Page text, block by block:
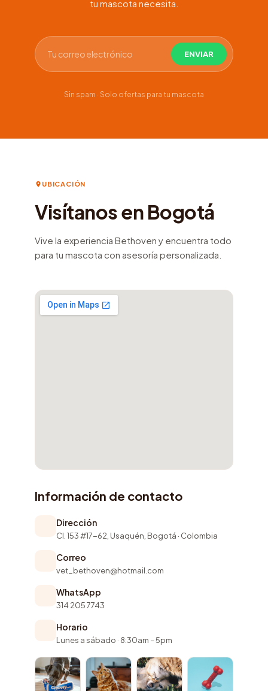
tu mascota necesita.
Sin spam · Solo ofertas para tu mascota
UBICACIÓN
Visítanos en Bogotá
Vive la experiencia Bethoven y encuentra todo
para tu mascota con asesoría personalizada.
Información de contacto
Dirección
Cl. 153 #17-62, Usaquén, Bogotá · Colombia
Correo
vet_bethoven@hotmail.com
WhatsApp
314 205 7743
Horario
Lunes a sábado · 8:30am – 5pm